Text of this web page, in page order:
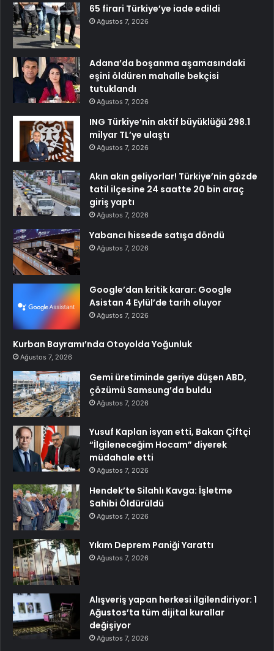
65 firari Türkiye’ye iade edildi
Ağustos 7, 2026
Adana’da boşanma aşamasındaki
eşini öldüren mahalle bekçisi
tutuklandı
Ağustos 7, 2026
ING Türkiye’nin aktif büyüklüğü 298.1
milyar TL’ye ulaştı
Ağustos 7, 2026
Akın akın geliyorlar! Türkiye’nin gözde
tatil ilçesine 24 saatte 20 bin araç
giriş yaptı
Ağustos 7, 2026
Yabancı hissede satışa döndü
Ağustos 7, 2026
Google’dan kritik karar: Google
Asistan 4 Eylül’de tarih oluyor
Ağustos 7, 2026
Kurban Bayramı’nda Otoyolda Yoğunluk
Ağustos 7, 2026
Gemi üretiminde geriye düşen ABD,
çözümü Samsung’da buldu
Ağustos 7, 2026
Yusuf Kaplan isyan etti, Bakan Çiftçi
“İlgileneceğim Hocam” diyerek
müdahale etti
Ağustos 7, 2026
Hendek’te Silahlı Kavga: İşletme
Sahibi Öldürüldü
Ağustos 7, 2026
Yıkım Deprem Paniği Yarattı
Ağustos 7, 2026
Alışveriş yapan herkesi ilgilendiriyor: 1
Ağustos’ta tüm dijital kurallar
değişiyor
Ağustos 7, 2026